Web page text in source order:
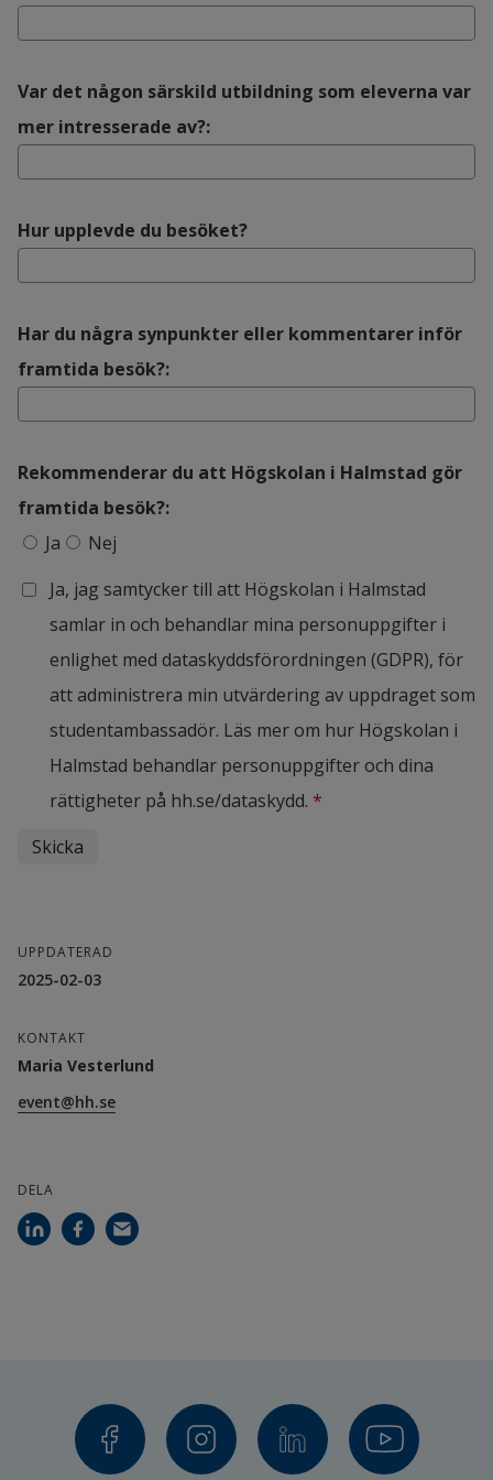
Var det någon särskild utbildning som eleverna var
mer intresserade av?:
Hur upplevde du besöket?
Har du några synpunkter eller kommentarer inför
framtida besök?:
Rekommenderar du att Högskolan i Halmstad gör
framtida besök?:
Rekommenderar du att Högskolan i Halmstad gör
Ja
Nej
Ja, jag samtycker till att Högskolan i Halmstad
samlar in och behandlar mina personuppgifter i
enlighet med dataskyddsförordningen (GDPR), för
att administrera min utvärdering av uppdraget som
studentambassadör. Läs mer om hur Högskolan i
Halmstad behandlar personuppgifter och dina
rättigheter på hh.se/dataskydd. *
UPPDATERAD
2025-02-03
KONTAKT
Maria Vesterlund
event@hh.se
DELA